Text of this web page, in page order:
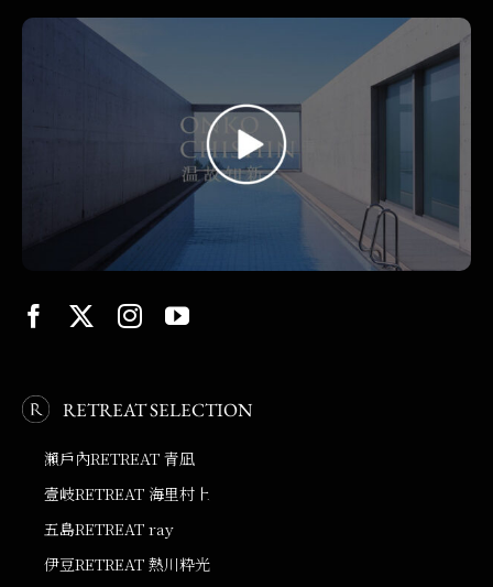
RETREAT SELECTION
瀨戶內RETREAT 青凪
壹岐RETREAT 海里村上
五島RETREAT ray
伊豆RETREAT 熱川粋光